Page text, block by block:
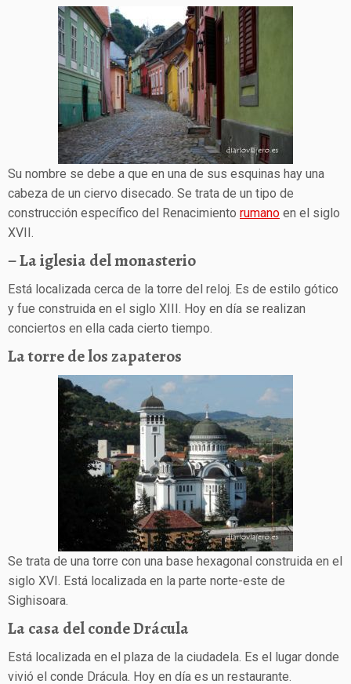
Su nombre se debe a que en una de sus esquinas hay una
cabeza de un ciervo disecado. Se trata de un tipo de
construcción específico del Renacimiento rumano en el siglo
XVII.
– La iglesia del monasterio
Está localizada cerca de la torre del reloj. Es de estilo gótico
y fue construida en el siglo XIII. Hoy en día se realizan
conciertos en ella cada cierto tiempo.
La torre de los zapateros
Se trata de una torre con una base hexagonal construida en el
siglo XVI. Está localizada en la parte norte-este de
Sighisoara.
La casa del conde Drácula
Está localizada en el plaza de la ciudadela. Es el lugar donde
vivió el conde Drácula. Hoy en día es un restaurante.